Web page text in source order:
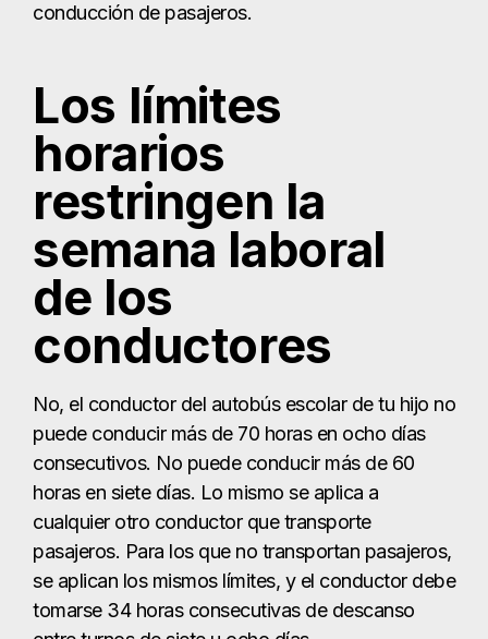
conducción de pasajeros.
Los límites
horarios
restringen la
semana laboral
de los
conductores
No, el conductor del autobús escolar de tu hijo no
puede conducir más de 70 horas en ocho días
consecutivos. No puede conducir más de 60
horas en siete días. Lo mismo se aplica a
cualquier otro conductor que transporte
pasajeros. Para los que no transportan pasajeros,
se aplican los mismos límites, y el conductor debe
tomarse 34 horas consecutivas de descanso